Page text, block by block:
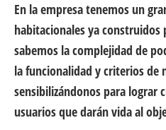
En la empresa tenemos un
habitacionales ya
sabemos la complejidad de
la funcionalidad y criterios
sensibilizándonos para lograr
usuarios que darán vida al